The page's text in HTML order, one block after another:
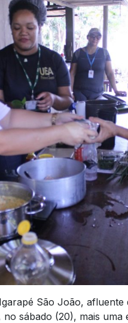
São João,
sábado (20), mais uma